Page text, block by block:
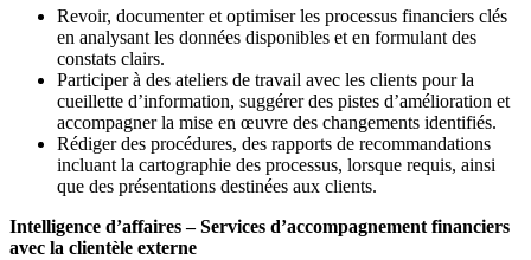
Revoir, documenter et optimiser les processus financiers clés
en analysant les données disponibles et en formulant des
constats clairs.
Participer à des ateliers de travail avec les clients pour la
cueillette d’information, suggérer des pistes d’amélioration et
accompagner la mise en œuvre des changements identifiés.
Rédiger des procédures, des rapports de recommandations
incluant la cartographie des processus, lorsque requis, ainsi
que des présentations destinées aux clients.
Intelligence d’affaires – Services d’accompagnement financiers
avec la clientèle externe